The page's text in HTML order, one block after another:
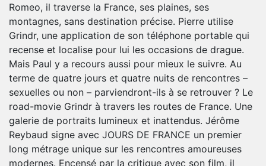
Romeo, il traverse la France, ses plaines, ses
montagnes, sans destination précise. Pierre utilise
Grindr, une application de son téléphone portable qui
recense et localise pour lui les occasions de drague.
Mais Paul y a recours aussi pour mieux le suivre. Au
terme de quatre jours et quatre nuits de rencontres –
sexuelles ou non – parviendront-ils à se retrouver ? Le
road-movie Grindr à travers les routes de France. Une
galerie de portraits lumineux et inattendus. Jérôme
Reybaud signe avec JOURS DE FRANCE un premier
long métrage unique sur les rencontres amoureuses
modernes. Encensé par la critique avec son film, il